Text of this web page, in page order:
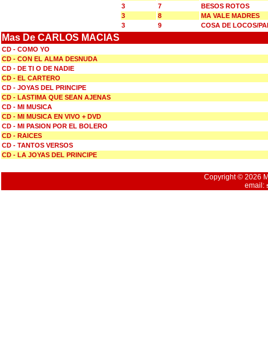
3
7
BESOS ROTOS
3
8
MA VALE MADRES
3
9 COSA DE LOCOS/
Mas De CARLOS MACIAS
CD - COMO YO
CD - CON EL ALMA DESNUDA
CD - DE TI O DE NADIE
CD - EL CARTERO
CD - JOYAS DEL PRINCIPE
CD - LASTIMA QUE SEAN AJENAS
CD - MI MUSICA
CD - MI MUSICA EN VIVO + DVD
CD - MI PASION POR EL BOLERO
CD - RAICES
CD - TANTOS VERSOS
CD - LA JOYAS DEL PRINCIPE
Copyright © 2026
email: